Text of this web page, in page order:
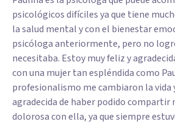
psicológicos difíciles ya que tiene
la salud mental y con el bienestar
psicóloga anteriormente, pero no
necesitaba. Estoy muy feliz y
con una mujer tan espléndida como
profesionalismo me cambiaron la vida
agradecida de haber podido compartir
dolorosa con ella, ya que siempre